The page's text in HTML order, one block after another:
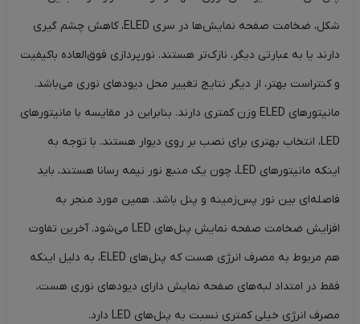
شکل، ضخامت صفحه نمایش‌ها‌ در سری ELED، کاهش چشم گیری
دارند یا به عبارتی دیگر، نازک‌تر هستند. نورپردازی فوق‌العاده باکیفیت
و کنتراست بهتر، از دیگر نتایج تغییر محل دیودهای نوری می‌باشد.
مانیتورهای ELED وزن کمتری دارند. بنابراین در مقایسه با مانیتورهای
LED، انتخاب بهتری برای نصب بر روی دیوار هستند. با توجه به
اینکه مانیتورهای LED، چون یک منبع نور نیمه رسانا هستند، باید
فاصله‌ای بین نور پس‌زمینه و پنل باشد. همین مورد منجر به
افزایش ضخامت صفحه نمایش پنل‌های LED می‌شود. آخرین تفاوت
هم مربوط به مصرف انرژی هست که پنل‌های ELED، به دلیل اینکه
فقط در امتداد لبه‌های صفحه نمایش دارای دیودهای نوری هست،
مصرف انرژی خیلی کمتری نسبت به پنل‌های LED دارد.